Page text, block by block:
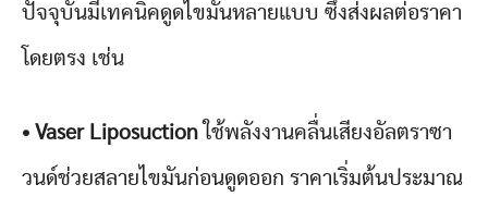
ปัจจุบันมีเทคนิคดูดไขมันหลายแบบ ซึ่งส่งผลต่อราคา
โดยตรง เช่น
• Vaser Liposuction ใช้พลังงานคลื่นเสียงอัลตราซา
วนด์ช่วยสลายไขมันก่อนดูดออก ราคาเริ่มต้นประมาณ